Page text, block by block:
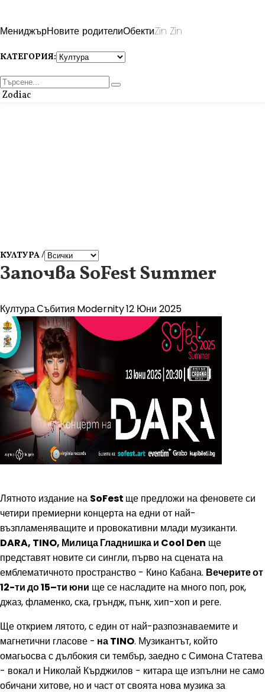
МениджърНовите родителиОбектиZin Zin
КАТЕГОРИЯ:
Zodiac
КУЛТУРА /
Започва SoFest Summer
КултураСъбития Modernity12 Юни 2025
Лятното издание на SoFest ще предложи на феновете си
четири премиерни концерта на едни от най-
възпламеняващите и провокативни млади музиканти.
DARA, TINO, Милица Гладнишка и Cool Den ще
представят новите си сингли, първо на сцената на
емблематичното пространство - Кино Кабана. Вечерите от
12-ти до 15–ти юни ще се насладите на много поп, рок,
джаз, фламенко, ска, гръндж, пънк, хип-хоп и реге.
Ще открием лятото, с един от най-разпознаваемите и
магнетични гласове - на TINO. Музикантът, който
омагьосва с дълбокия си тембър, заедно с Симона Статева
- вокал и Николай Кърджилов - китара ще изпълни не само
обичани хитове, но и част от своята нова музика за